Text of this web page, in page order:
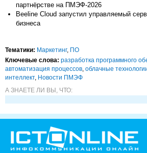
партнёрстве на ПМЭФ-2026
Beeline Cloud запустил управляемый
бизнеса
Тематики: Маркетинг, ПО
Ключевые слова: разработка программного
автоматизация процессов, облачные
интеллект, Новости ПМЭФ
А ЗНАЕТЕ ЛИ ВЫ, ЧТО: